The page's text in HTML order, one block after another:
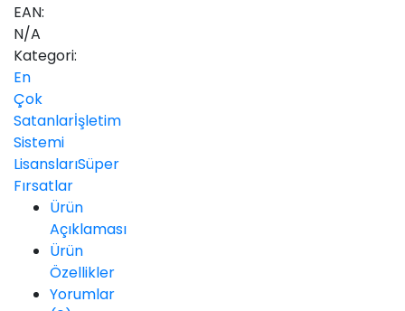
EAN:
N/A
Kategori:
En
Çok
Satanlarİşletim
Sistemi
LisanslarıSüper
Fırsatlar
Ürün
Açıklaması
Ürün
Özellikler
Yorumlar